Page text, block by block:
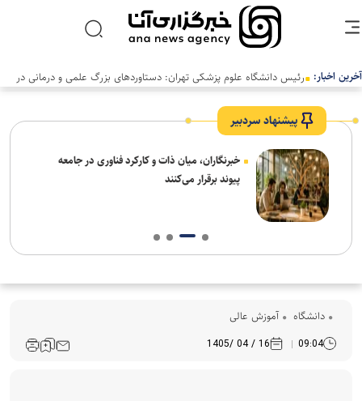
آخرین اخبار: رئیس دانشگاه علوم پزشکی تهران: دستاوردهای بزرگ علمی و درمانی در
پیشنهاد سردبیر
خبرنگاران، میان ذات و کارکرد فناوری در جامعه
پیوند برقرار می‌کنند
دانشگاه آموزش عالی
09:04
16 / 04 /1405